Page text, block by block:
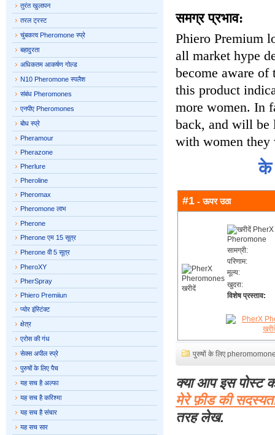
समग्र प्रभाव:
Phiero Premium
all market hype
become aware
this product
more women. In
back, and will be
with women they
के
#1 - ऊपर उठा
सामग्री:
परिणाम:
मूल्य:
खुदरा:
विशेष प्रस्ताव:
पुरुषों के लिए
क्या आप इस पोस्ट
मेरे फ़ीड की
तरह लेख.
तुरंत खुलापन
तरल ट्रस्ट
चुंबकत्व Pheromone स्प्रे
बहादुरता
अधिकतम आकर्षण गोल्ड
N10 Pheromone स्पलैश
संबंध Pheromones
एनपीए Pheromones
बोध स्प्रे
Pheramour
Pherazone
Pherlure
Pheroline
Pheromax
Pheromone लाभ
Pherone
Pherone एम 15 सूत्र
Pherone वी 5 सूत्र
PheroXY
PherSpray
Phiero Premiiun
प्योर इंस्टिंक्ट
क्षेत्र
एरोस की गंध
सेक्स अपील स्प्रे
पुरुषों के लिए पैच
यह सच है अल्फा
यह सच है करिश्मा
यह सच है संचार
यह सच सार